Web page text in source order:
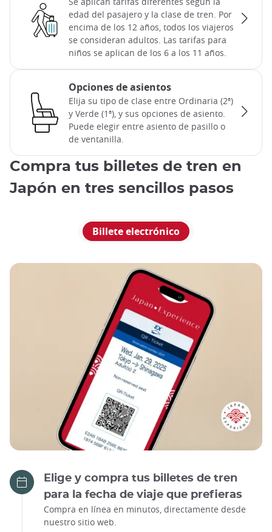
edad del pasajero y la clase de tren. Por
encima de los 12 años, todos los viajeros
se consideran adultos. Las tarifas para
niños se aplican de los 6 a los 11 años.
Opciones de asientos
Elija su tipo de clase entre Ordinaria (2ª)
y Verde (1ª), y sus opciones de asiento.
Puede elegir entre asiento de pasillo o
de ventanilla.
Compra tus billetes de tren en
Japón en tres sencillos pasos
Billete electrónico
Elige y compra tus billetes de tren
para la fecha de viaje que prefieras
Compra en línea en minutos, directamente desde
nuestro sitio web.